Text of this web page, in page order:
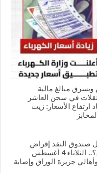
ويسرق مبالغ مالية
في سجن العاشر
5 أغسطس 2026.. حصاد ارتفاع الأسعار: زيت
صندوق النقد إقراض
الحكومة رغم تراجع مؤشرات الاقتصاد؟.. الثلاثاء 4 أغسطس
وأهالي جزيرة الوراق وإصابة